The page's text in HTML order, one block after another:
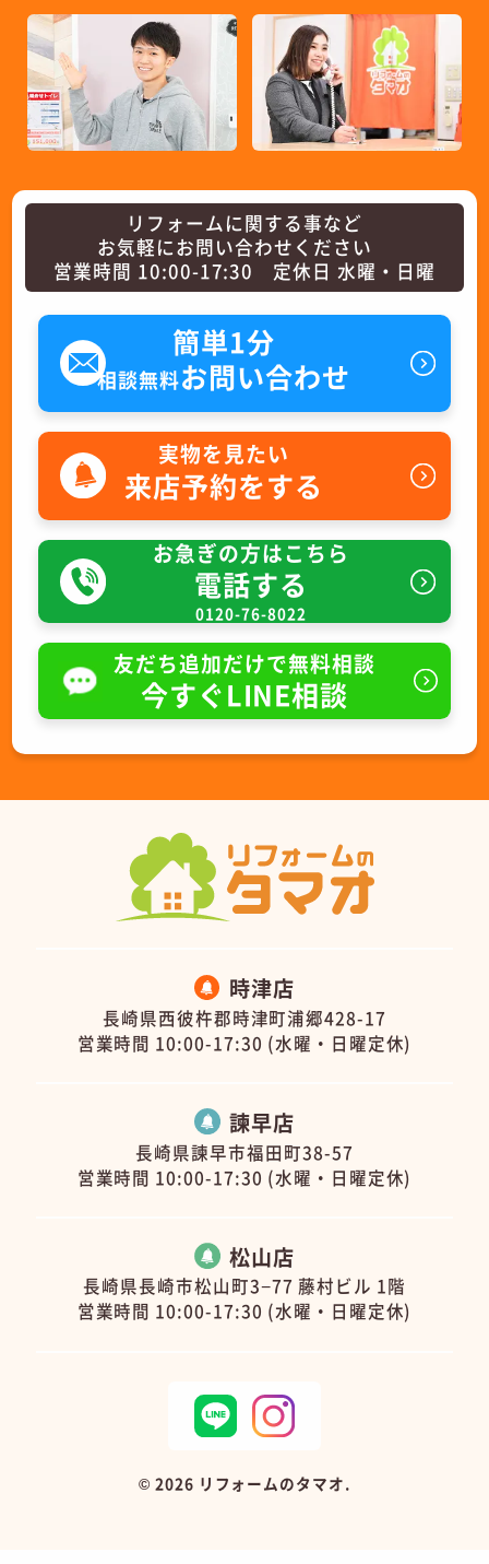
リフォームに関する事など
お気軽にお問い合わせください
営業時間 10:00-17:30 定休日 水曜・日曜
簡単1分
相談無料お問い合わせ
実物を見たい
来店予約をする
お急ぎの方はこちら
電話する
0120-76-8022
友だち追加だけで無料相談
今すぐLINE相談
時津店
長崎県西彼杵郡時津町浦郷428-17
営業時間 10:00-17:30 (水曜・日曜定休)
諫早店
長崎県諫早市福田町38-57
営業時間 10:00-17:30 (水曜・日曜定休)
松山店
長崎県長崎市松山町3−77 藤村ビル 1階
営業時間 10:00-17:30 (水曜・日曜定休)
© 2026 リフォームのタマオ.